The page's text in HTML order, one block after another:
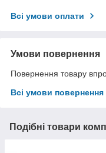
Всі умови оплати
Умови повернення
Повернення товару
Всі умови повернення
Подібні товари